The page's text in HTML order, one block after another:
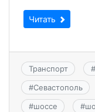
Читать
Транспорт #
#Севастополь
#шоссе #